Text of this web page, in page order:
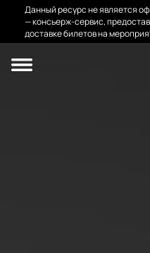
Данный ресурс не является
— консьерж-сервис,
доставке билетов на